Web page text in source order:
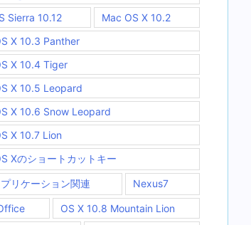
Sierra 10.12
Mac OS X 10.2
X 10.3 Panther
X 10.4 Tiger
X 10.5 Leopard
X 10.6 Snow Leopard
X 10.7 Lion
Xのショートカットキー
リケーション関連 Nexus7
OS X 10.8 Mountain Lion